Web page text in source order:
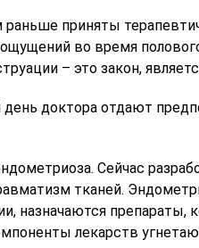
раньше приняты
во время
– это закон,
доктора отдают
Сейчас
тканей.
назначаются препараты,
лекарств